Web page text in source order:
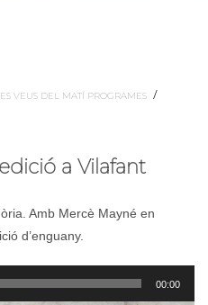
VEUS DEL MATÍ PROGRAMES /
a Vilafant
Amb Mercè Mayné en
d’enguany.
00:00